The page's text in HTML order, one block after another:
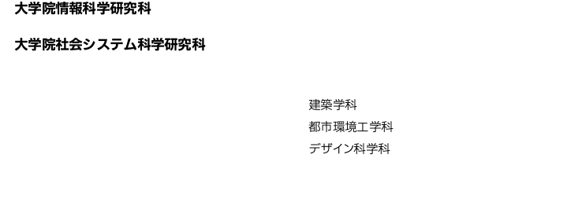
大学院情報科学研究科
大学院社会システム科学研究科
学部・学科・研究科・専攻の名称
建築学科
都市環境工学科
デザイン科学科